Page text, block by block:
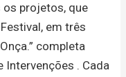
projetos, que
em três
completa
Intervenções . Cada